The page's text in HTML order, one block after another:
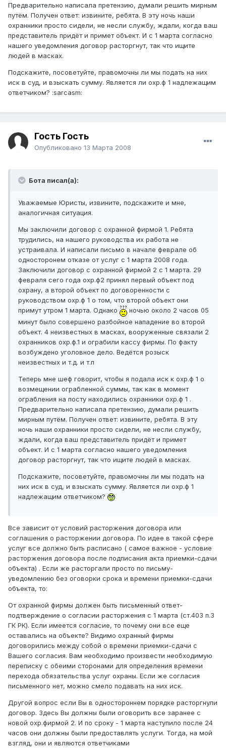
Предварительно написала претензию, думали решить мирным
путём. Получен ответ: извините, ребята. В эту ночь наши
охранники просто сидели, не несли службу, ждали, когда ваш
представитель придёт и примет объект. И с 1 марта согласно
нашего уведомления договор расторгнут, так что ищите
людей в масках.
Подскажите, посоветуйте, правомочны ли мы подать на них
иск в суд, и взыскать сумму. Является ли охр.ф 1 надлежащим
ответчиком? :sarcasm:
Гость Гость
Опубликовано 13 Марта 2008
Бота писал(а):
Уважаемые Юристы, извините, подскажите и мне,
аналогичная ситуация.
Мы заключили договор с охранной фирмой 1. Ребята
трудились, на нашего руководства их работа не
устраивала. И написали письмо в начале феврале об
односторонем отказе от услуг с 1 марта 2008 года.
Заключили договор с охранной фирмой 2 с 1 марта. 29
февраля сего года охр.ф2 принял первый объект под
охрану, а второй объект по договоренности с
руководством охр.ф 1 о том, что второй объект они
примут утром 1 марта. Однако
ночью около 2 часов 05
минут было совершено разбойное нападение во второй
объект. 4 неизвестных в масках, вооруженные связали 2
охранников охр.ф.1 и ограбили кассу фирмы. По факту
возбуждено уголовное дело. Ведётся розыск
неизвестных и т.д. и т.п
Теперь мне шеф говорит, чтобы я подала иск к охр.ф 1 о
возмещении ограбленной суммы, так как в момент
ограбления на посту находились охранники охр.ф 1 .
Предварительно написала претензию, думали решить
мирным путём. Получен ответ: извините, ребята. В эту
ночь наши охранники просто сидели, не несли службу,
ждали, когда ваш представитель придёт и примет
объект. И с 1 марта согласно нашего уведомления
договор расторгнут, так что ищите людей в масках.
Подскажите, посоветуйте, правомочны ли мы подать на
них иск в суд, и взыскать сумму. Является ли охр.ф 1
надлежащим ответчиком?
Все зависит от условий расторжения договора или
соглашения о расторжении договора. По идее в такой сфере
услуг все должно быть расписано ( самое важное - условие
расторжения договора после подписания акта приемки-сдачи
объекта) . Если же расторгали просто по письму-
уведомлению без оговорки срока и времени приемки-сдачи
объекта, то:
От охранной фирмы должен быть письменный ответ-
подтверждение о согласии расторжения с 1 марта (ст.403 п.3
ГК РК). Если имеется согласие, то почему они все еще
оставались на объекте? Видимо охранный фирмы
договорились между собой о времени приемки-сдачи с
Вашего согласия. Вам необходимо произвести необходимую
переписку с обеими сторонами для определения времени
перехода обязательства услуг охраны. Если же согласия
письменного нет, можно смело подавать на них иск.
Другой вопрос если Вы в одностороннем порядке расторгнули
договор. Здесь Вы должны были оговорить все заранее с
новой охр.фирмой 2. И по сроку - 1 марта наступило после 24
часов они должны были предоставлять услуги. Тогда, на мой
взгляд, они и являются ответчиками